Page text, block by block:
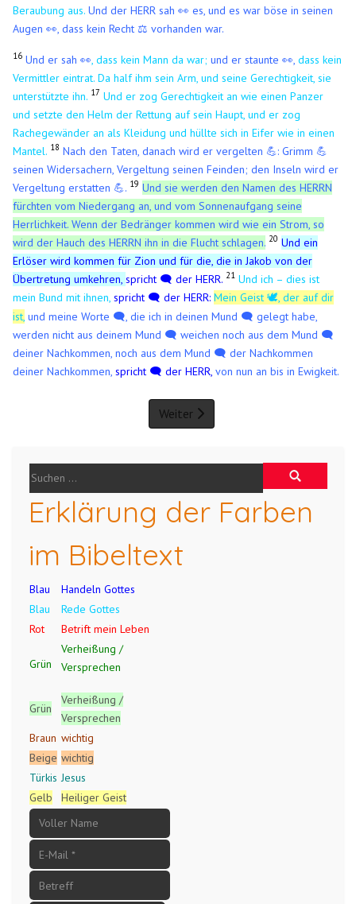
Beraubung aus.Und der HERR sah 👀 es, und es war böse in seinen
Augen 👀, dass kein Recht ⚖️ vorhanden war.
16 Und er sah👀 , dass kein Mann da war;und er staunte👀 dass kein
Vermittler eintrat. Da half ihm sein Arm, und seine Gerechtigkeit, sie
unterstützte ihn. 17 Und er zog Gerechtigkeit an wie einen Panzer
und setzte den Helm der Rettung auf sein Haupt, und er zog
Rachegewänder an als Kleidung und hüllte sich in Eifer wie in einen
Mantel. 18 Nach den Taten, danach wird er vergelten 💪: Grimm 💪
seinen Widersachern, Vergeltung seinen Feinden; den Inseln wird er
Vergeltung erstatten 💪. 19 Und sie werden den Namen des HERRN
fürchten vom Niedergang an, und vom Sonnenaufgang seine
Herrlichkeit. Wenn der Bedränger kommen wird wie ein Strom, so
wird der Hauch des HERRN ihn in die Flucht schlagen. 20 Und ein
Erlöser wird kommen für Zion und für die, die in Jakob von der
Übertretung umkehren,spricht 🗨️ der HERR. 21 Und ich – dies ist
mein Bund mit ihnen,spricht 🗨️ der HERR: Mein Geist🕊️ , der auf dir
ist, und meine Worte 🗨️, die ich in deinen Mund 🗨️ gelegt habe,
werden nicht aus deinem Mund 🗨️ weichen noch aus dem Mund 🗨️
deiner Nachkommen, noch aus dem Mund 🗨️ der Nachkommen
deiner Nachkommen,spricht 🗨️ der HERR,von nun an bis in Ewigkeit.
Weiter
Erklärung der Farben
im Bibeltext
Blau
Handeln Gottes
Blau
Rede Gottes
Rot
Betrift mein Leben
Grün
Verheißung /
Versprechen
Grün
Verheißung /
Versprechen
Braun wichtig
Beige wichtig
Türkis Jesus
Gelb
Heiliger Geist